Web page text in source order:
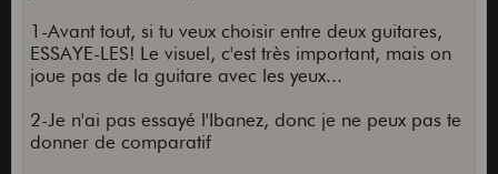
1-Avant tout, si tu veux choisir entre deux guitares,
ESSAYE-LES! Le visuel, c'est très important, mais on
joue pas de la guitare avec les yeux...
2-Je n'ai pas essayé l'Ibanez, donc je ne peux pas te
donner de comparatif